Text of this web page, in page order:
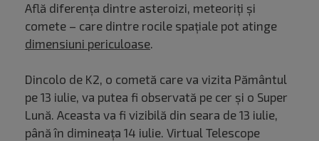
Află diferența dintre asteroizi, meteoriți și
comete – care dintre rocile spațiale pot atinge
dimensiuni periculoase.
Dincolo de K2, o cometă care va vizita Pământul
pe 13 iulie, va putea fi observată pe cer și o Super
Lună. Aceasta va fi vizibilă din seara de 13 iulie,
până în dimineața 14 iulie. Virtual Telescope